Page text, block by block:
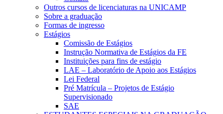
Outros cursos de licenciaturas na UNICAMP
Sobre a graduação
Formas de ingresso
Estágios
Comissão de Estágios
Instrução Normativa de Estágios da FE
Instituições para fins de estágio
LAE – Laboratório de Apoio aos Estágios
Lei Federal
Pré Matrícula – Projetos de Estágio
Supervisionado
SAE